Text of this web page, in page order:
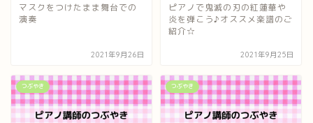
マスクをつけたまま舞台での
演奏
2021年9月26日
ピアノで鬼滅の刃の紅蓮華や
炎を弾こう♪オススメ楽譜のご
紹介☆
2021年9月25日
つぶやき つぶやき